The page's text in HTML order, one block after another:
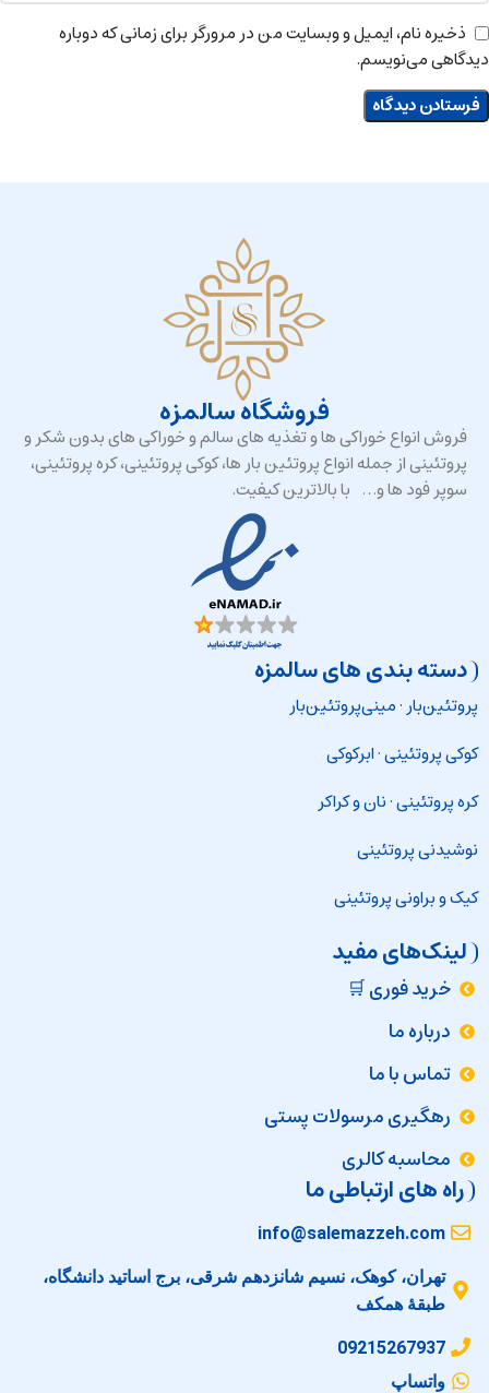
ذخیره نام، ایمیل و وبسایت من در مرورگر برای زمانی که دوباره
دیدگاهی می‌نویسم.
فروشگاه سالمزه
فروش انواع خوراکی ها و تغذیه های سالم و خوراکی های بدون شکر و
پروتئینی از جمله انواع پروتئین بار ها، کوکی پروتئینی، کره پروتئینی،
سوپر فود ها و… با بالاترین کیفیت.
دسته بندی های سالمزه
پروتئین‌بار·مینی‌پروتئین‌بار
کوکی پروتئینی·ابرکوکی
کره پروتئینی·نان و کراکر
نوشیدنی پروتئینی
کیک و براونی پروتئینی
لینک‌های مفید
خرید فوری 🛒
درباره ما
تماس با ما
رهگیری مرسولات پستی
محاسبه کالری
راه های ارتباطی ما
info@salemazzeh.com
تهران، کوهک، نسیم شانزدهم شرقی، برج اساتید دانشگاه،
طبقهٔ همکف
09215267937
واتساپ